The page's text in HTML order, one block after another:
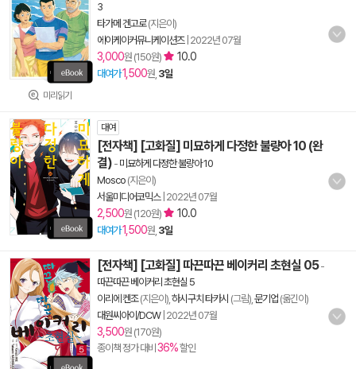
미리읽기
3
타가메 겐고로(지은이)
에이케이커뮤니케이션즈| 2022년 07월
3,000원 (150원) 10.0
대여가1,500원, 3일
대여
[전자책] [고화질] 미묘하게 다정한 불량아 10 (완
결) - 미묘하게 다정한 불량아 10
Mosco (지은이)
서울미디어코믹스| 2022년 07월
2,500원 (120원) 10.0
대여가1,500원, 3일
[전자책] [고화질] 따끈따끈 베이커리 초현실 05-
따끈따끈 베이커리 초현실 5
이리에 켄조(지은이), 하시구치 타카시 (그림), 문기업 (옮긴이)
대원씨아이/DCW| 2022년 07월
3,500원 (170원)
종이책 정가 대비 36%할인